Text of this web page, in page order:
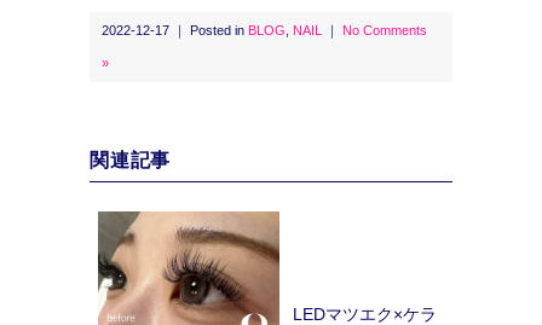
2022-12-17 ｜ Posted in BLOG NAIL ｜ No Comments
»
関連記事
LEDマツエク×ケラ